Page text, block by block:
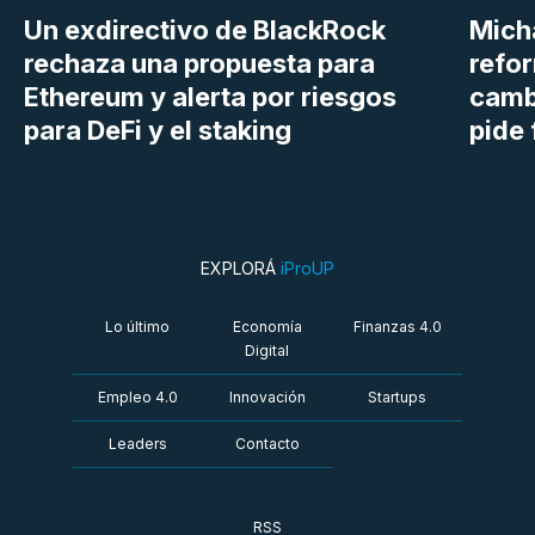
Un exdirectivo de BlackRock
rechaza una propuesta para
Ethereum y alerta por riesgos
para DeFi y el staking
pide
EXPLORÁ iProUP
Lo último
Economía
Digital
Finanzas 4.0
Empleo 4.0 Innovación Startups
Leaders Contacto
RSS